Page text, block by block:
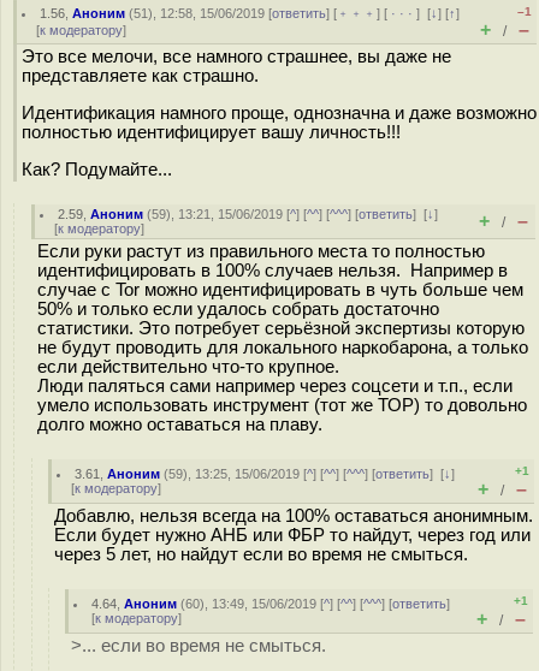
1.56 ,Аноним (51), 12:58, 15/06/2019 [ответить] [ ﹢﹢﹢] [ · · ·][↓] [↑]
[к модератору]
–1
+ / –
Это все мелочи, все намного страшнее, вы даже не
представляете как страшно.
Идентификация намного проще, однозначна и даже возможно
полностью идентифицирует вашу личность!!!
Как? Подумайте...
2.59 ,Аноним (59), 13:21, 15/06/2019 [^] [^^] [^^^] [ответить][↓]
[к модератору] + / –
Если руки растут из правильного места то полностью
идентифицировать в 100% случаев нельзя. Например в
случае с Tor можно идентифицировать в чуть больше чем
50% и только если удалось собрать достаточно
статистики. Это потребует серьёзной экспертизы которую
не будут проводить для локального наркобарона, а только
если действительно что-то крупное.
Люди паляться сами например через соцсети и т.п., если
умело использовать инструмент (тот же ТОР) то довольно
долго можно оставаться на плаву.
3.61 ,Аноним (59), 13:25, 15/06/2019 [^] [^^] [^^^] [ответить][↓]
[к модератору]
+1
+ / –
Добавлю, нельзя всегда на 100% оставаться анонимным.
Если будет нужно АНБ или ФБР то найдут, через год или
через 5 лет, но найдут если во время не смыться.
4.64 ,Аноним (60), 13:49, 15/06/2019 [^] [^^] [^^^] [ответить]
[к модератору]
+1
+ / –
>... если во время не смыться.